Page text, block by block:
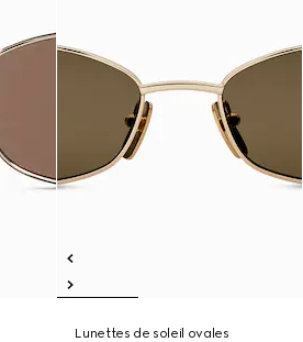
Lunettes de soleil ovales